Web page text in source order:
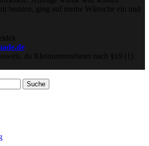
beraten, ging auf meine Wünsche ein und
da Kleinunternehmer nach §19 (1)
Suche